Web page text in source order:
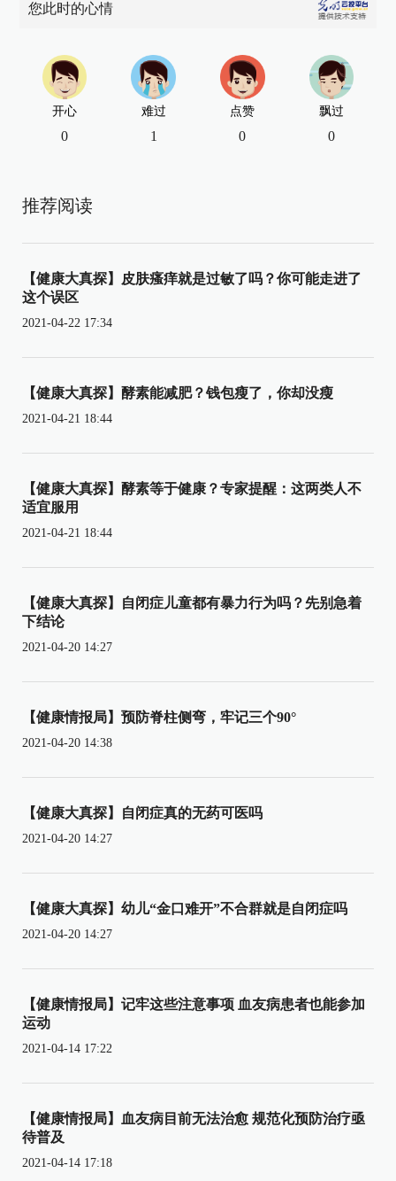
您此时的心情
开心
0
难过
1
点赞
0
飘过
0
推荐阅读
【健康大真探】皮肤瘙痒就是过敏了吗？你可能走进了
这个误区
2021-04-22 17:34
【健康大真探】酵素能减肥？钱包瘦了，你却没瘦
2021-04-21 18:44
【健康大真探】酵素等于健康？专家提醒：这两类人不
适宜服用
2021-04-21 18:44
【健康大真探】自闭症儿童都有暴力行为吗？先别急着
下结论
2021-04-20 14:27
【健康情报局】预防脊柱侧弯，牢记三个90°
2021-04-20 14:38
【健康大真探】自闭症真的无药可医吗
2021-04-20 14:27
【健康大真探】幼儿“金口难开”不合群就是自闭症吗
2021-04-20 14:27
【健康情报局】记牢这些注意事项 血友病患者也能参加
运动
2021-04-14 17:22
【健康情报局】血友病目前无法治愈 规范化预防治疗亟
待普及
2021-04-14 17:18